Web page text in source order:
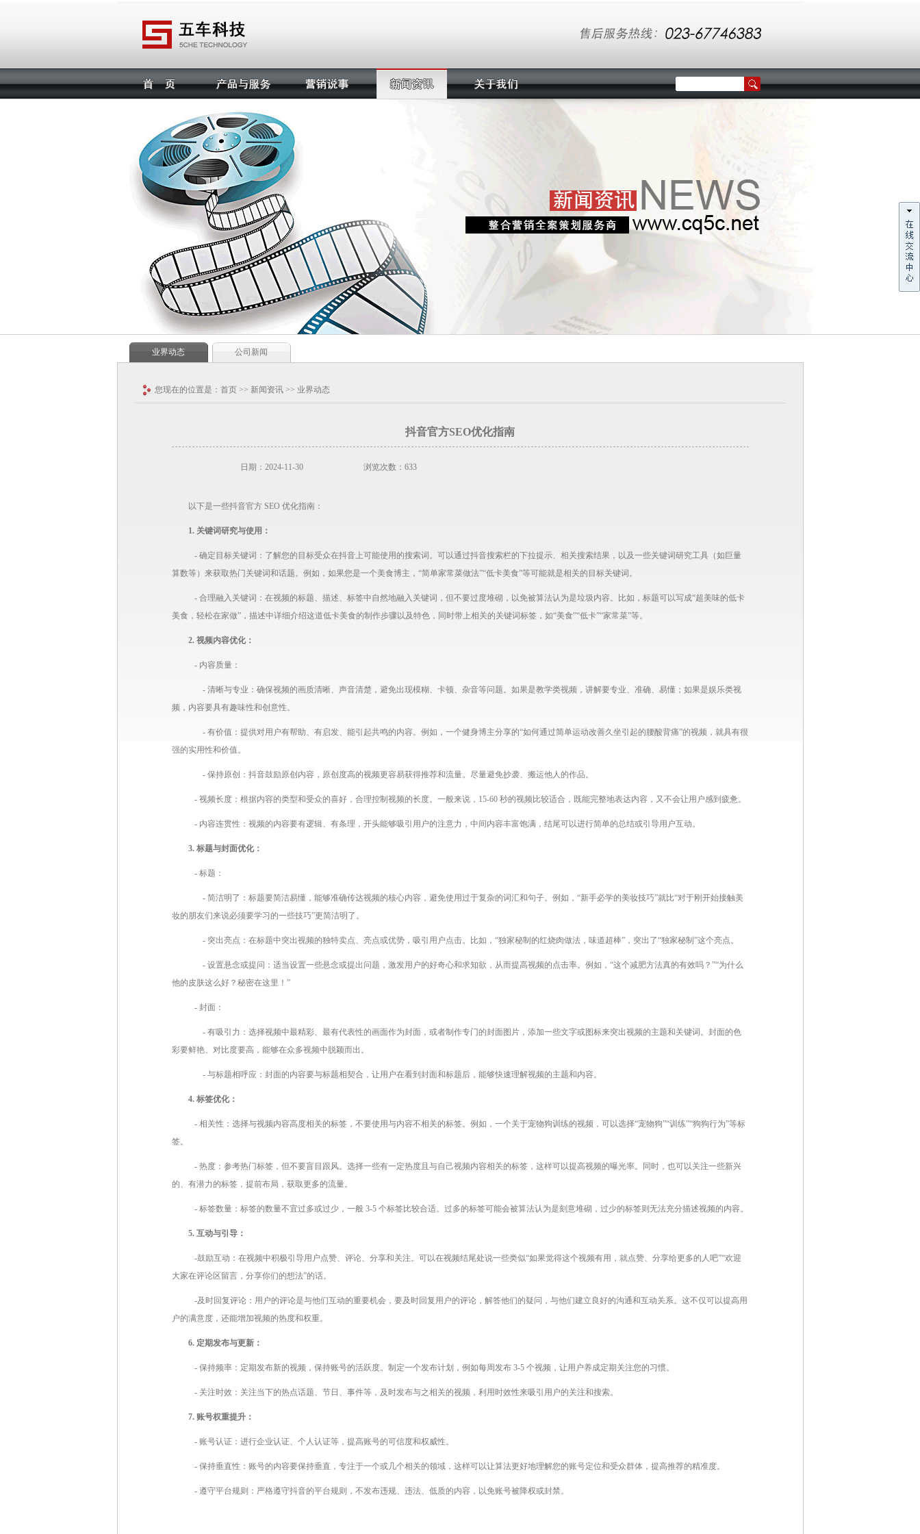
业界动态 公司新闻
您现在的位置是： 首页>> 新闻资讯>> 业界动态
抖音官方SEO优化指南
日期：2024-11-30 浏览次数：633
以下是一些抖音官方 SEO 优化指南：
1. 关键词研究与使用：
- 确定目标关键词：了解您的目标受众在抖音上可能使用的搜索词。可以通过抖音搜索栏的下拉提示、相关搜索结果，以及一些关键词研究工具（如巨量
算数等）来获取热门关键词和话题。例如，如果您是一个美食博主，“简单家常菜做法”“低卡美食”等可能就是相关的目标关键词。
- 合理融入关键词：在视频的标题、描述、标签中自然地融入关键词，但不要过度堆砌，以免被算法认为是垃圾内容。比如，标题可以写成“超美味的低卡
美食，轻松在家做”，描述中详细介绍这道低卡美食的制作步骤以及特色，同时带上相关的关键词标签，如“美食”“低卡”“家常菜”等。
2. 视频内容优化：
- 内容质量：
- 清晰与专业：确保视频的画质清晰、声音清楚，避免出现模糊、卡顿、杂音等问题。如果是教学类视频，讲解要专业、准确、易懂；如果是娱乐类视
频，内容要具有趣味性和创意性。
- 有价值：提供对用户有帮助、有启发、能引起共鸣的内容。例如，一个健身博主分享的“如何通过简单运动改善久坐引起的腰酸背痛”的视频，就具有很
强的实用性和价值。
- 保持原创：抖音鼓励原创内容，原创度高的视频更容易获得推荐和流量。尽量避免抄袭、搬运他人的作品。
- 视频长度：根据内容的类型和受众的喜好，合理控制视频的长度。一般来说，15-60 秒的视频比较适合，既能完整地表达内容，又不会让用户感到疲惫。
- 内容连贯性：视频的内容要有逻辑、有条理，开头能够吸引用户的注意力，中间内容丰富饱满，结尾可以进行简单的总结或引导用户互动。
3. 标题与封面优化：
- 标题：
- 简洁明了：标题要简洁易懂，能够准确传达视频的核心内容，避免使用过于复杂的词汇和句子。例如，“新手必学的美妆技巧”就比“对于刚开始接触美
妆的朋友们来说必须要学习的一些技巧”更简洁明了。
- 突出亮点：在标题中突出视频的独特卖点、亮点或优势，吸引用户点击。比如，“独家秘制的红烧肉做法，味道超棒”，突出了“独家秘制”这个亮点。
- 设置悬念或提问：适当设置一些悬念或提出问题，激发用户的好奇心和求知欲，从而提高视频的点击率。例如，“这个减肥方法真的有效吗？”“为什么
他的皮肤这么好？秘密在这里！”
- 封面：
- 有吸引力：选择视频中最精彩、最有代表性的画面作为封面，或者制作专门的封面图片，添加一些文字或图标来突出视频的主题和关键词。封面的色
彩要鲜艳、对比度要高，能够在众多视频中脱颖而出。
- 与标题相呼应：封面的内容要与标题相契合，让用户在看到封面和标题后，能够快速理解视频的主题和内容。
4. 标签优化：
- 相关性：选择与视频内容高度相关的标签，不要使用与内容不相关的标签。例如，一个关于宠物狗训练的视频，可以选择“宠物狗”“训练”“狗狗行为”等标
签。
- 热度：参考热门标签，但不要盲目跟风。选择一些有一定热度且与自己视频内容相关的标签，这样可以提高视频的曝光率。同时，也可以关注一些新兴
的、有潜力的标签，提前布局，获取更多的流量。
- 标签数量：标签的数量不宜过多或过少，一般 3-5 个标签比较合适。过多的标签可能会被算法认为是刻意堆砌，过少的标签则无法充分描述视频的内容。
5. 互动与引导：
-鼓励互动：在视频中积极引导用户点赞、评论、分享和关注。可以在视频结尾处说一些类似“如果觉得这个视频有用，就点赞、分享给更多的人吧”“欢迎
大家在评论区留言，分享你们的想法”的话。
-及时回复评论：用户的评论是与他们互动的重要机会，要及时回复用户的评论，解答他们的疑问，与他们建立良好的沟通和互动关系。这不仅可以提高用
户的满意度，还能增加视频的热度和权重。
6. 定期发布与更新：
- 保持频率：定期发布新的视频，保持账号的活跃度。制定一个发布计划，例如每周发布 3-5 个视频，让用户养成定期关注您的习惯。
- 关注时效：关注当下的热点话题、节日、事件等，及时发布与之相关的视频，利用时效性来吸引用户的关注和搜索。
7. 账号权重提升：
- 账号认证：进行企业认证、个人认证等，提高账号的可信度和权威性。
- 保持垂直性：账号的内容要保持垂直，专注于一个或几个相关的领域，这样可以让算法更好地理解您的账号定位和受众群体，提高推荐的精准度。
- 遵守平台规则：严格遵守抖音的平台规则，不发布违规、违法、低质的内容，以免账号被降权或封禁。